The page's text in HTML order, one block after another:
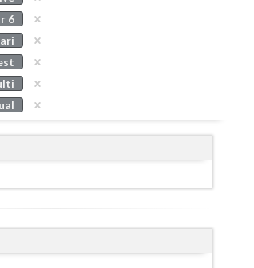
Buzau
Calarasi
Caras-Severin
Cluj
Constanta
6